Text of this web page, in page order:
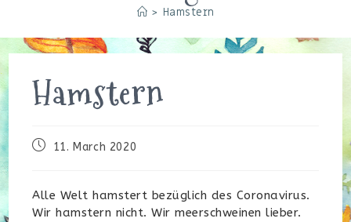
> Hamstern
Hamstern
Beitrag11. March 2020
Alle Welt hamstert bezüglich des Coronavirus.
Wir hamstern nicht. Wir meerschweinen lieber.